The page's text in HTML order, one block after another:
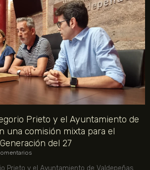
Prieto y el Ayuntamiento de
una comisión mixta para el
del 27
Prieto y el Ayuntamiento de Valdepeñas